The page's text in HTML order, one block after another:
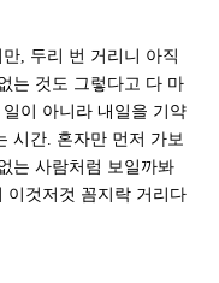
, 두리 번 거리니 아직
는 것도 그렇다고 다 마
이 아니라 내일을 기약
시간. 혼자만 먼저 가보
는 사람처럼 보일까봐
이것저것 꼼지락 거리다